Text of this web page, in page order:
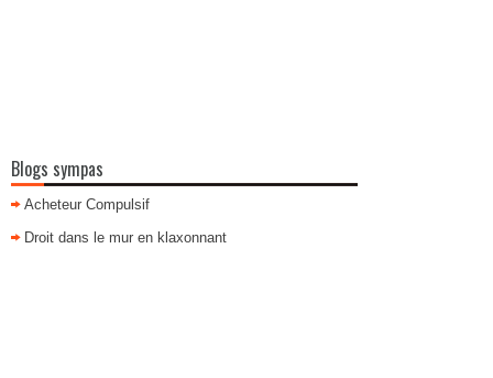
Blogs sympas
Acheteur Compulsif
Droit dans le mur en klaxonnant